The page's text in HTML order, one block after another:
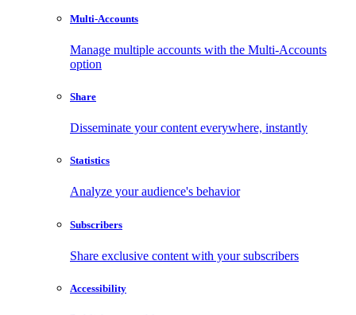
Multi-Accounts
Manage multiple accounts with the Multi-Accounts
option
Share
Disseminate your content everywhere, instantly
Statistics
Analyze your audience's behavior
Subscribers
Share exclusive content with your subscribers
Accessibility